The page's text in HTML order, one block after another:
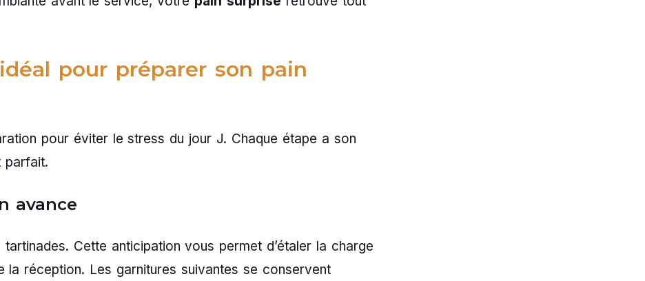
pour préparer son pain
pour éviter le stress du jour J. Chaque étape a son
parfait.
avance
Cette anticipation vous permet d’étaler la charge
la réception. Les garnitures suivantes se conservent